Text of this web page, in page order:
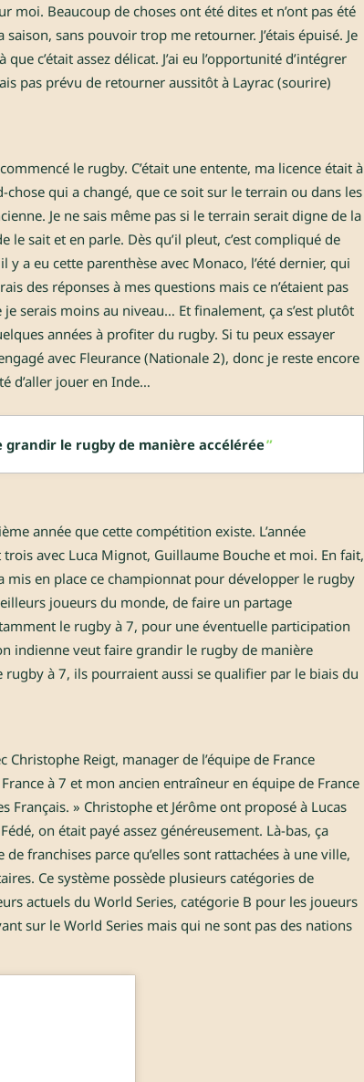
moi. Beaucoup de choses ont été dites et n’ont pas été
sans pouvoir trop me retourner. J’étais épuisé. Je
c’était assez délicat. J’ai eu l’opportunité d’intégrer
pas prévu de retourner aussitôt à Layrac (sourire)
le rugby. C’était une entente, ma licence était à
qui a changé, que ce soit sur le terrain ou dans les
Je ne sais même pas si le terrain serait digne de la
le sait et en parle. Dès qu’il pleut, c’est compliqué de
y a eu cette parenthèse avec Monaco, l’été dernier, qui
des réponses à mes questions mais ce n’étaient pas
serais moins au niveau… Et finalement, ça s’est plutôt
années à profiter du rugby. Si tu peux essayer
avec Fleurance (Nationale 2), donc je reste encore
d’aller jouer en Inde…
le rugby de manière accélérée
année que cette compétition existe. L’année
avec Luca Mignot, Guillaume Bouche et moi. En fait,
mis en place ce championnat pour développer le rugby
joueurs du monde, de faire un partage
le rugby à 7, pour une éventuelle participation
indienne veut faire grandir le rugby de manière
rugby à 7, ils pourraient aussi se qualifier par le biais du
Reigt, manager de l’équipe de France
à 7 et mon ancien entraîneur en équipe de France
Français. » Christophe et Jérôme ont proposé à Lucas
on était payé assez généreusement. Là-bas, ça
franchises parce qu’elles sont rattachées à une ville,
Ce système possède plusieurs catégories de
actuels du World Series, catégorie B pour les joueurs
sur le World Series mais qui ne sont pas des nations